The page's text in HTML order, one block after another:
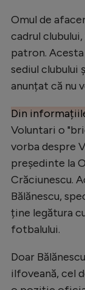
Omul de
cadrul
patron.
sediul clubului
anunțat că nu
Din
Voluntari o
vorba despre
președinte la
Crăciunescu.
Bălănescu,
ține legătura
fotbalului.
Doar
ilfoveană, cel